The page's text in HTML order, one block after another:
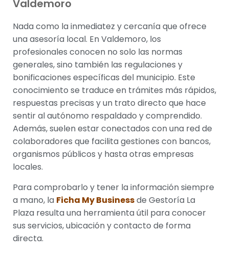
Valdemoro
Nada como la inmediatez y cercanía que ofrece
una asesoría local. En Valdemoro, los
profesionales conocen no solo las normas
generales, sino también las regulaciones y
bonificaciones específicas del municipio. Este
conocimiento se traduce en trámites más rápidos,
respuestas precisas y un trato directo que hace
sentir al autónomo respaldado y comprendido.
Además, suelen estar conectados con una red de
colaboradores que facilita gestiones con bancos,
organismos públicos y hasta otras empresas
locales.
Para comprobarlo y tener la información siempre
a mano, la Ficha My Businessde Gestoría La
Plaza resulta una herramienta útil para conocer
sus servicios, ubicación y contacto de forma
directa.